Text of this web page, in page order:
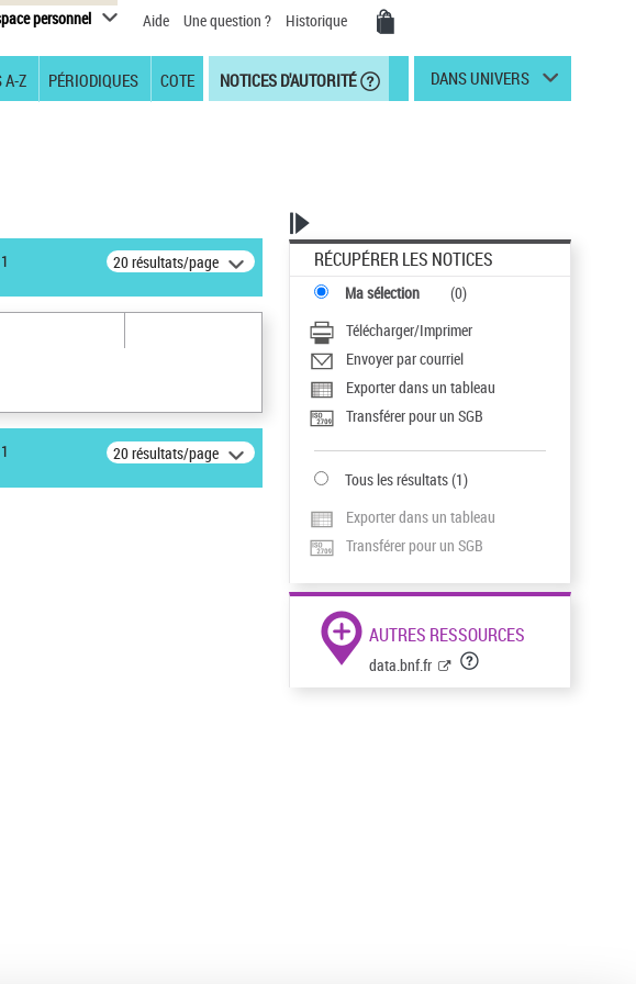
personnel Aide Une question ? Historique
A-Z PÉRIODIQUES COTE NOTICES D'AUTORITÉ DANS UNIVERS
20 résultats/page
20 résultats/page
RÉCUPÉRER LES NOTICES
Ma sélection (0)
Télécharger/Imprimer
Envoyer par courriel
Exporter dans un tableau
Transférer pour un SGB
Tous les résultats(1)
Exporter dans un tableau
Transférer pour un SGB
AUTRES RESSOURCES
data.bnf.fr